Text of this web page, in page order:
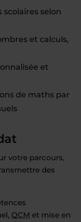
selon
et calculs,
et
de maths par
votre parcours,
des
QCM et mise en